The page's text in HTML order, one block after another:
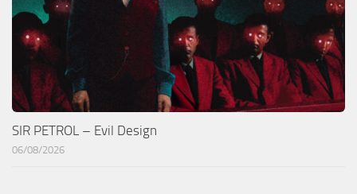
SIR PETROL – Evil Design
06/08/2026